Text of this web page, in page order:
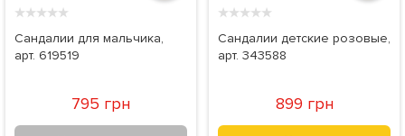
★★★★★
Сандалии для мальчика,
арт. 619519
795 грн
★★★★★
Сандалии детские розовые,
арт. 343588
899 грн